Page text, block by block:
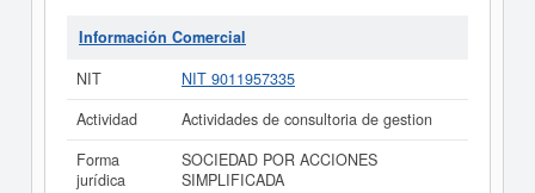
Información Comercial
NIT
NIT 9011957335
Actividad
Actividades de consultoria de gestion
Forma
jurídica
SOCIEDAD POR ACCIONES
SIMPLIFICADA